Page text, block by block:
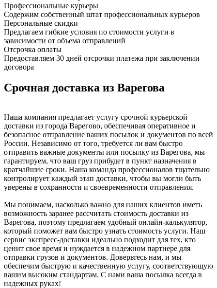
Профессиональные курьеры
Содержим собственный штат профессиональных курьеров
Персональные скидки
Предлагаем гибкие условия по стоимости услуги в
зависимости от объема отправлений
Отсрочка оплаты
Предоставляем 30 дней отсрочки платежа при заключении
договора
Срочная доставка из Варегова
Наша компания предлагает услугу срочной курьерской
доставки из города Варегово, обеспечивая оперативное и
безопасное отправление ваших посылок и документов по всей
России. Независимо от того, требуется ли вам быстро
отправить важные документы или посылку из Варегова, мы
гарантируем, что ваш груз прибудет в пункт назначения в
кратчайшие сроки. Наша команда профессионалов тщательно
контролирует каждый этап доставки, чтобы вы могли быть
уверены в сохранности и своевременности отправления.
Мы понимаем, насколько важно для наших клиентов иметь
возможность заранее рассчитать стоимость доставки из
Варегова, поэтому предлагаем удобный онлайн-калькулятор,
который поможет вам быстро узнать стоимость услуги. Наш
сервис экспресс-доставки идеально подходит для тех, кто
ценит свое время и нуждается в надежном партнере для
отправки грузов и документов. Доверьтесь нам, и мы
обеспечим быструю и качественную услугу, соответствующую
вашим высоким стандартам. С нами ваша посылка всегда в
надежных руках!